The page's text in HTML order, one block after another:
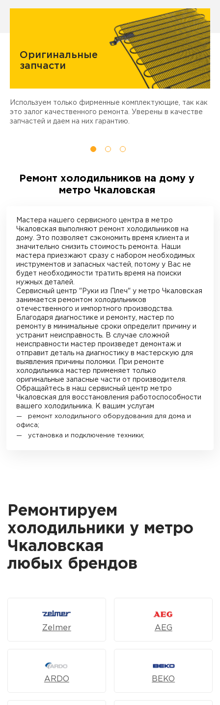
Оригинальные
запчасти
Используем только фирменные комплектующие, так как
это залог качественного ремонта. Уверены в качестве
запчастей и даем на них гарантию.
Ремонт холодильников на дому у
метро Чкаловская
Мастера нашего сервисного центра вметро
Чкаловская выполняют ремонт холодильников на
дому. Это позволяет сэкономить время клиента и
значительно снизить стоимость ремонта. Наши
мастера приезжают сразу с набором необходимых
инструментов и запасных частей, потому у Вас не
будет необходимости тратить время на поиски
нужных деталей.
Сервисный центр "Руки из Плеч"у метро Чкаловская
занимается ремонтом холодильников
отечественного и импортного производства.
Благодаря диагностике и ремонту, мастер по
ремонту в минимальные сроки определит причину и
устранит неисправность. В случае сложной
неисправности мастер произведет демонтаж и
отправит деталь на диагностику в мастерскую для
выявления причины поломки. При ремонте
холодильника мастер применяет только
оригинальные запасные части от производителя.
Обращайтесь в наш сервисный центрметро
Чкаловская для восстановления работоспособности
вашего холодильника. К вашим услугам
ремонт холодильного оборудования для дома и
офиса;
установка и подключение техники;
Ремонтируем
холодильники у метро
Чкаловская
любых брендов
Zelmer AEG
ARDO BEKO